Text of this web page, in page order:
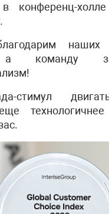
в конференц-
наших
а команду
стимул
еще